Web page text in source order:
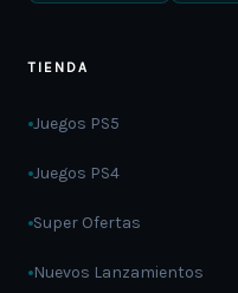
TIENDA
Juegos PS5
Juegos PS4
Super Ofertas
Nuevos Lanzamientos